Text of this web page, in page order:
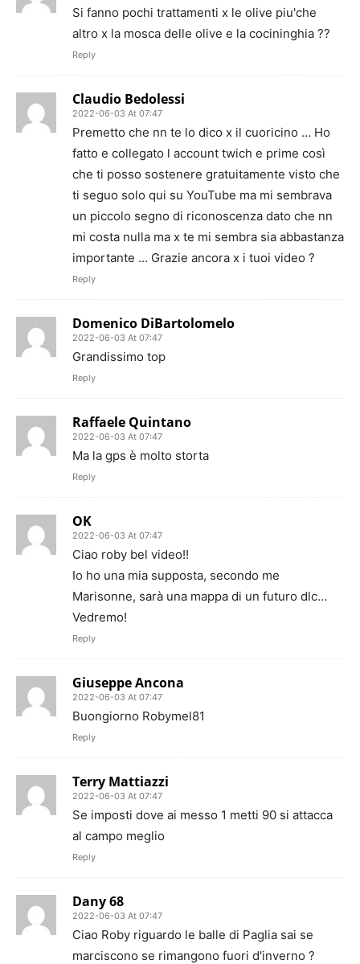
Si fanno pochi trattamenti x le olive piu'che
altro x la mosca delle olive e la cocininghia ??
Reply
Claudio Bedolessi
2022-06-03 At 07:47
Premetto che nn te lo dico x il cuoricino … Ho
fatto e collegato l account twich e prime così
che ti posso sostenere gratuitamente visto che
ti seguo solo qui su YouTube ma mi sembrava
un piccolo segno di riconoscenza dato che nn
mi costa nulla ma x te mi sembra sia abbastanza
importante … Grazie ancora x i tuoi video ?
Reply
Domenico DiBartolomelo
2022-06-03 At 07:47
Grandissimo top
Reply
Raffaele Quintano
2022-06-03 At 07:47
Ma la gps è molto storta
Reply
OK
2022-06-03 At 07:47
Ciao roby bel video!!
Io ho una mia supposta, secondo me
Marisonne, sarà una mappa di un futuro dlc…
Vedremo!
Reply
Giuseppe Ancona
2022-06-03 At 07:47
Buongiorno Robymel81
Reply
Terry Mattiazzi
2022-06-03 At 07:47
Se imposti dove ai messo 1 metti 90 si attacca
al campo meglio
Reply
Dany 68
2022-06-03 At 07:47
Ciao Roby riguardo le balle di Paglia sai se
marciscono se rimangono fuori d'inverno ?